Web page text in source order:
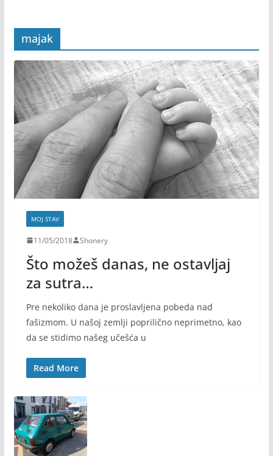
majak
MOJ STAV
11/05/2018 Shonery
Što možeš danas, ne ostavljaj
za sutra…
Pre nekoliko dana je proslavljena pobeda nad
fašizmom. U našoj zemlji poprilično neprimetno, kao
da se stidimo našeg učešća u
Read More